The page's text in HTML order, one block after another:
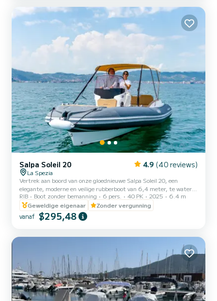
plaats aan 3 gasten, net als het zonnedek achteraan. De console
aan stuurboord...
Salpa Soleil 20 4.9 (40 reviews)
La Spezia
Vertrek aan boord van onze gloednieuwe Salpa Soleil 20, een
elegante, moderne en veilige rubberboot van 6,4 meter, te water
gelaten in maart 2025, met ruime zonnedekken aan de voor- en
achterzijde voor maximaal comfort en ontspanning. De Salpa Soleil
20 is uitgerust met een 40 pk Mercury motor die ZONDER
VAARBREVET kan worden bestuurd. Dankzij de console met een
situatie. De stereo-installatie zal je tijdens de tour gezelschap
RIB Boot zonder bemanning 6 pers. 40 PK 2025
6.4 m
Geweldige eigenaar
Zonder vergunning
vanaf $295,48